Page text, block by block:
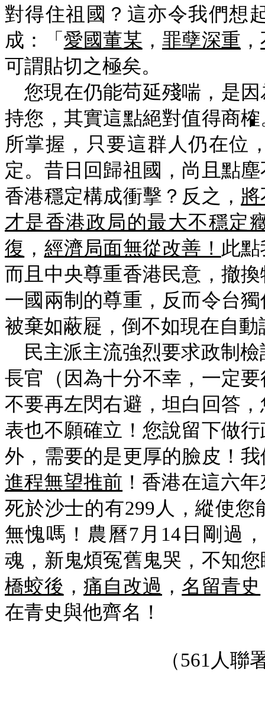
對得住祖國？這亦令我們想
成：「 愛國董某 ， 罪孽深重 ，
可謂貼切之極矣。
您現在仍能苟延殘喘，是
持您，其實這點絕對值得商
所掌握，只要這群人仍在位
定。昔日回歸祖國，尚且點
香港穩定構成衝擊？反之，
才是香港政局的最大不穩定
復 ， 經濟局面無從改善！ 此
而且中央尊重香港民意，撤
一國兩制的尊重，反而令台
被棄如蔽屣，倒不如現在自
民主派主流強烈要求政制
長官（因為十分不幸，一定
不要再左閃右避，坦白回答
表也不願確立！您說留下做
外，需要的是更厚的臉皮！
進程無望推前 ！香港在這六
死於沙士的有299人，縱使
無愧嗎！農曆7月14日剛過
魂，新鬼煩冤舊鬼哭，不知
橋蛟後 ， 痛自改過 ，名留青史
在青史與他齊名！
（561人聯